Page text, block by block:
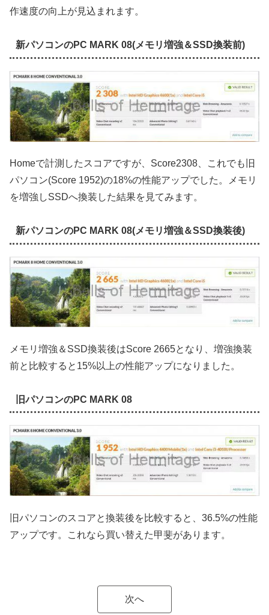
作速度の向上が見込まれます。
新パソコンのPC MARK 08(メモリ増強＆SSD換装前)
Homeで計測したスコアですが、Score2308、これでも旧
パソコン(Score 1952)の18%の性能アップでした。メモリ
を増強しSSDへ換装した結果を見てみます。
新パソコンのPC MARK 08(メモリ増強＆SSD換装後)
メモリ増強＆SSD換装後はScore 2665となり、増強換装
前と比較すると15%以上の性能アップになりました。
旧パソコンのPC MARK 08
旧パソコンのスコアと換装後を比較すると、36.5%の性能
アップです。これなら買い替えた甲斐があります。
次へ